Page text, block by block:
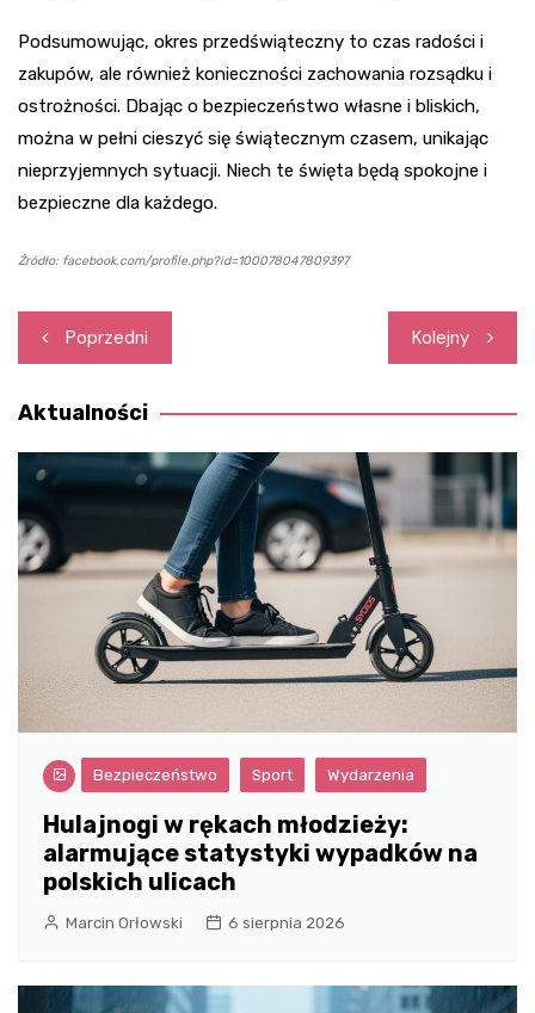
Podsumowując, okres przedświąteczny to czas radości i
zakupów, ale również konieczności zachowania rozsądku i
ostrożności. Dbając o bezpieczeństwo własne i bliskich,
można w pełni cieszyć się świątecznym czasem, unikając
nieprzyjemnych sytuacji. Niech te święta będą spokojne i
bezpieczne dla każdego.
Źródło: facebook.com/profile.php?id=100078047809397
Nawigacja
wpisu
Poprzedni Kolejny
Aktualności
Bezpieczeństwo Sport Wydarzenia
Hulajnogi w rękach młodzieży:
alarmujące statystyki wypadków na
polskich ulicach
Marcin Orłowski 6 sierpnia 2026